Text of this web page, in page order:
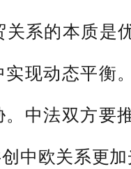
关系的本质是
实现动态平衡
中法双方要
中欧关系更